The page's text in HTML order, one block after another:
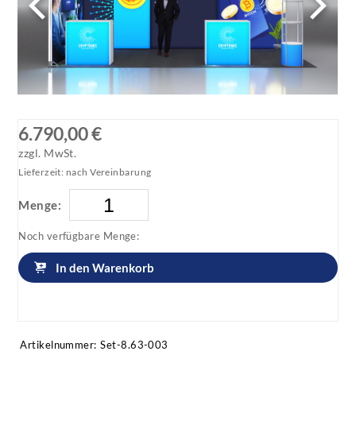
6.790,00 €
zzgl. MwSt.
Lieferzeit: nach Vereinbarung
Menge:
Noch verfügbare Menge:
In den Warenkorb
Artikelnummer: Set-8.63-003